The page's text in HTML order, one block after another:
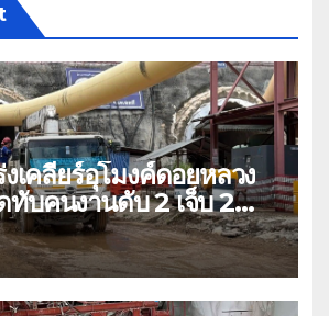
งเคลียร์อุโมงค์ดอยหลวง
บคนงานดับ 2 เจ็บ 2
คนกาญจนบุรี-เมียนมา